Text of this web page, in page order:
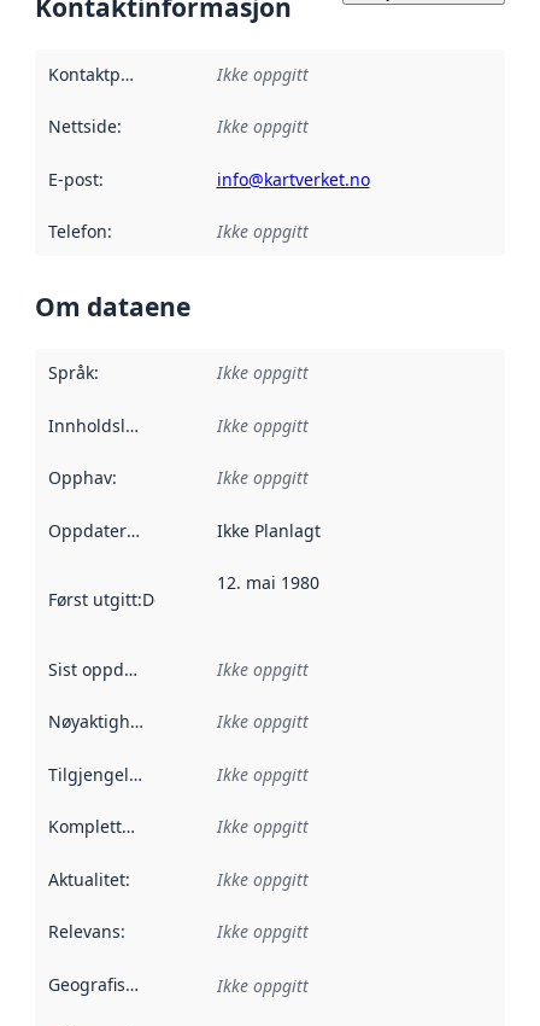
Kontaktinformasjon
Kontaktpunkt Ikke oppgitt
Nettside: Ikke oppgitt
E-post: info@kartverket.no
Telefon: Ikke oppgitt
Om dataene
Språk: Ikke oppgitt
Innholdsleverandører :
Ikke oppgitt
Opphav: Ikke oppgitt
Oppdateringsfrekvens :
Ikke Planlagt
Først utgitt:Denne datoen sier når dataene i dette
12. mai 1980
Sist oppdatert Ikke oppgitt
Nøyaktighet Ikke oppgitt
Tilgjengelighet Ikke oppgitt
Kompletthet Ikke oppgitt
Aktualitet: Ikke oppgitt
Relevans: Ikke oppgitt
Geografisk avgrensning :
Ikke oppgitt